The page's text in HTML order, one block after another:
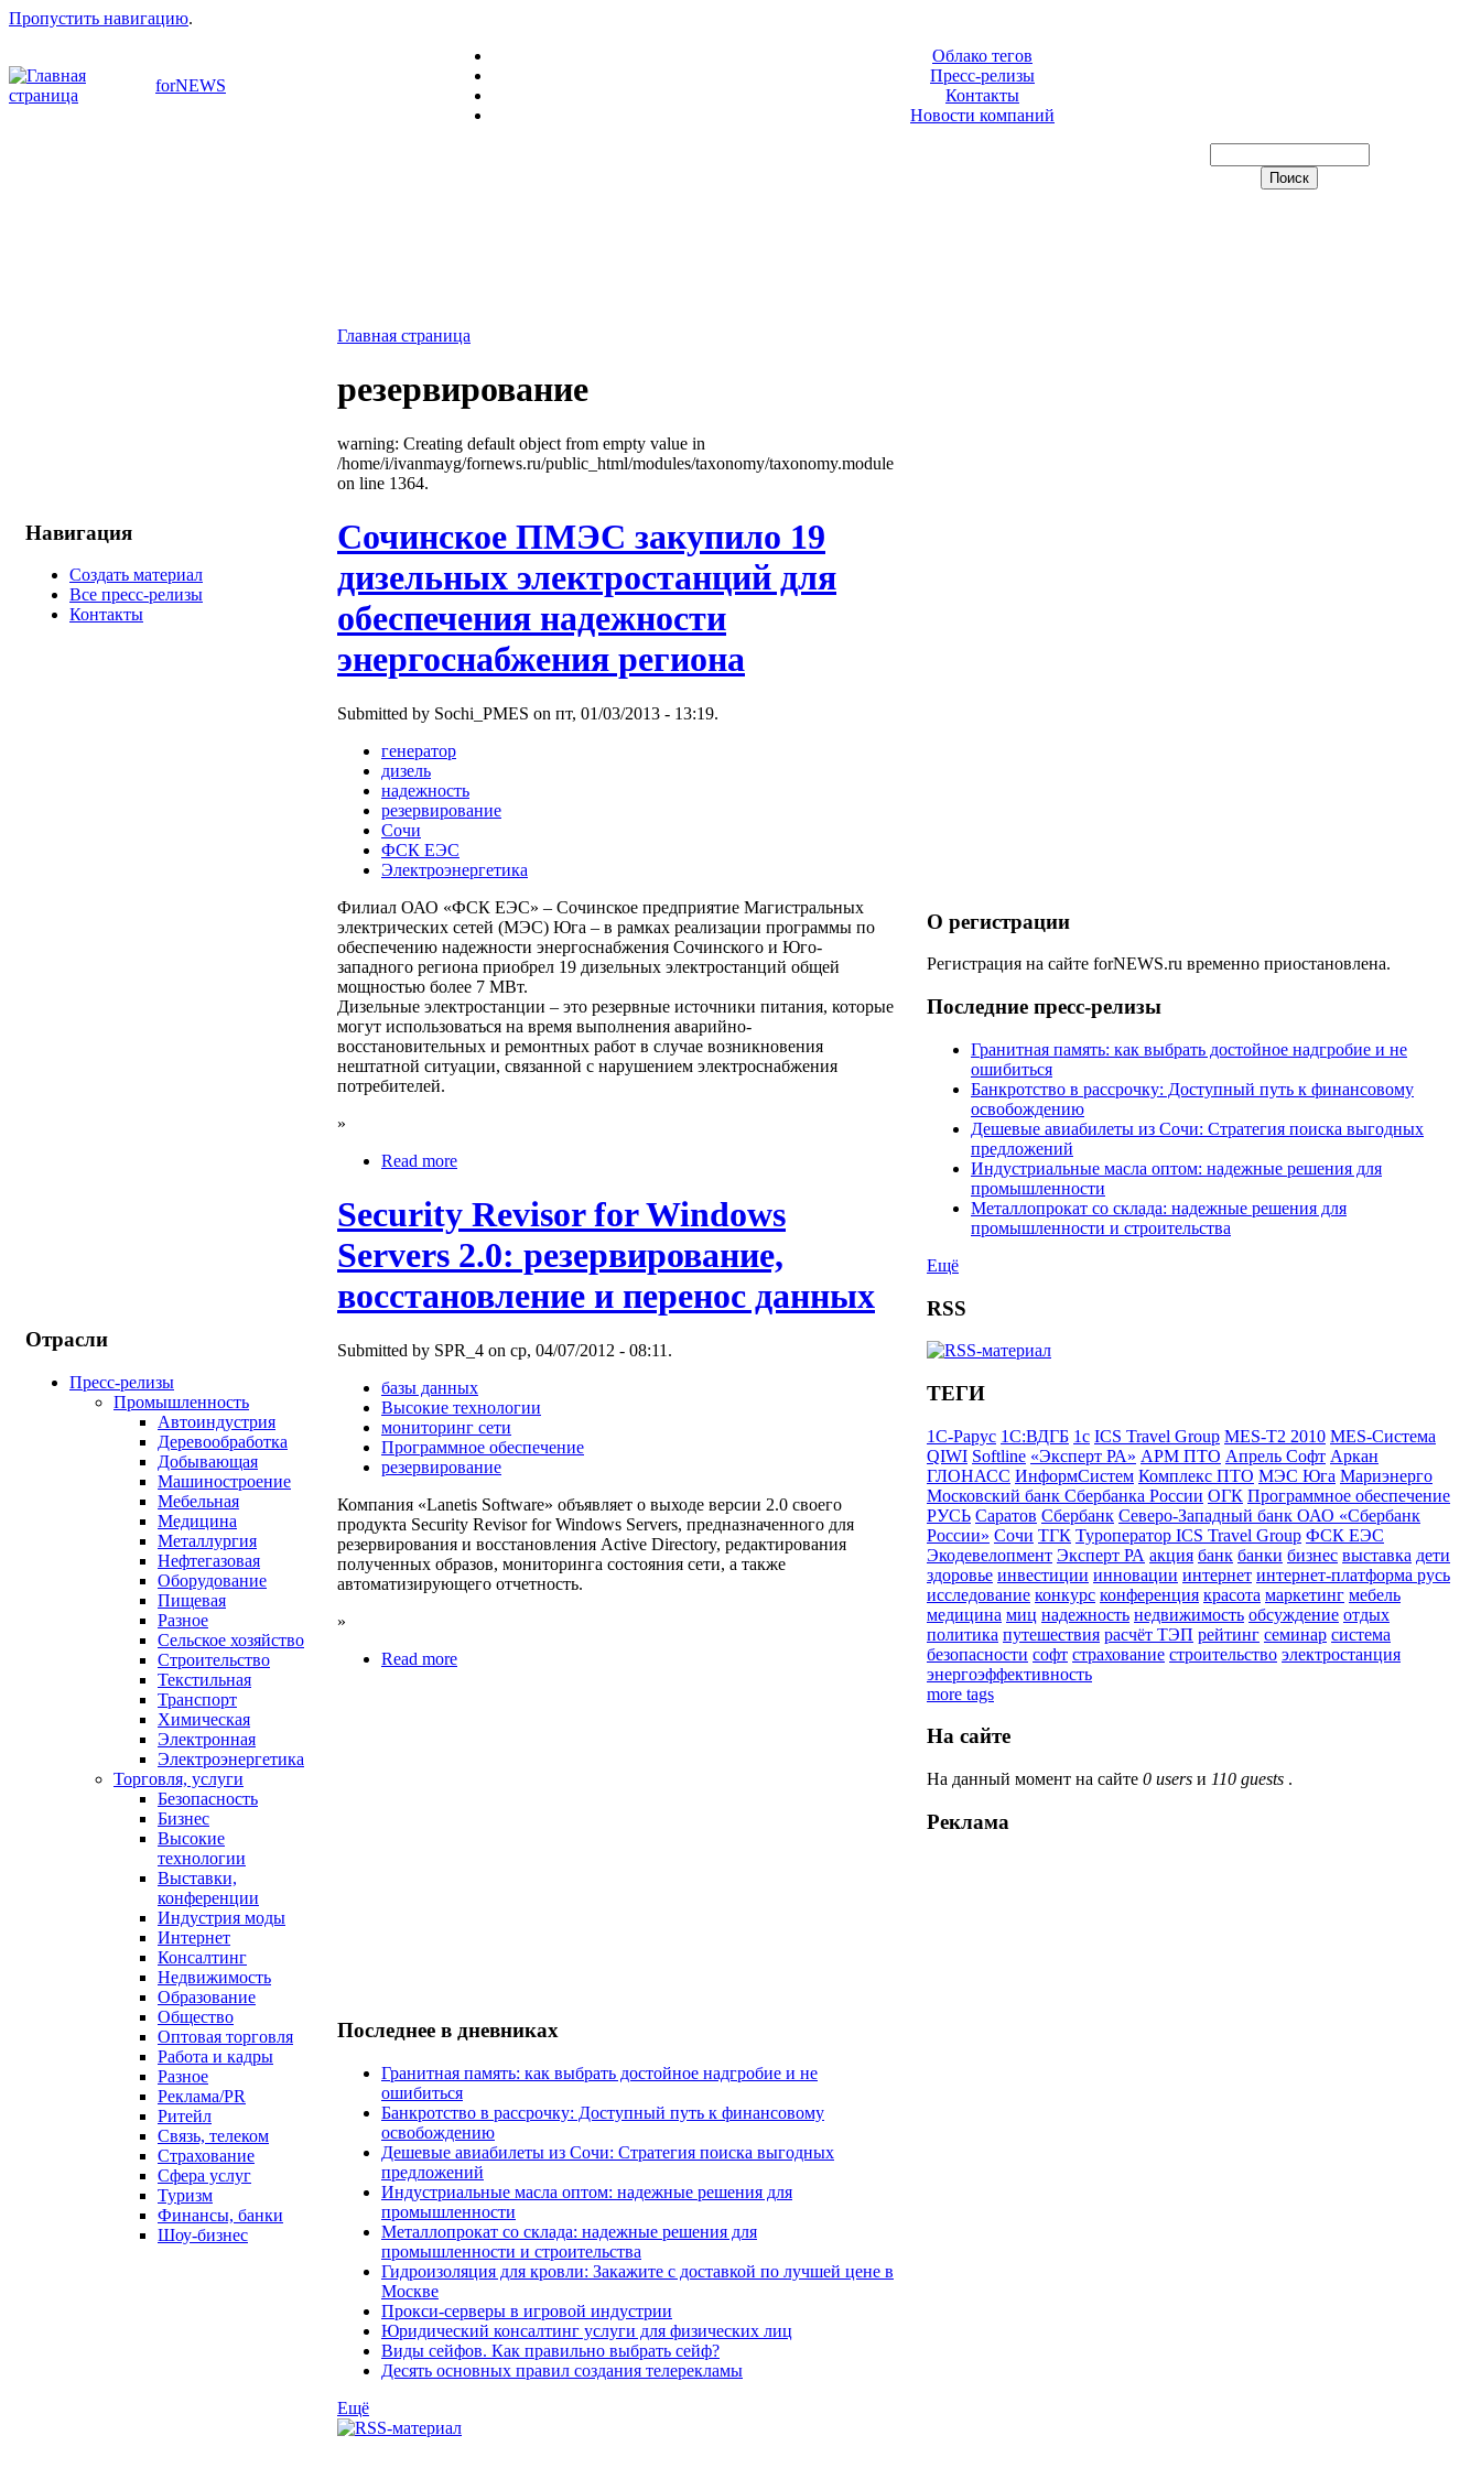
Пропустить навигацию.
forNEWS
Облако тегов
Пресс-релизы
Контакты
Новости компаний
Навигация
Создать материал
Все пресс-релизы
Контакты
Отрасли
Пресс-релизы
Промышленность
Автоиндустрия
Деревообработка
Добывающая
Машиностроение
Мебельная
Медицина
Металлургия
Нефтегазовая
Оборудование
Пищевая
Разное
Сельское хозяйство
Строительство
Текстильная
Транспорт
Химическая
Электронная
Электроэнергетика
Торговля, услуги
Безопасность
Бизнес
Высокие
технологии
Выставки,
конференции
Индустрия моды
Интернет
Консалтинг
Недвижимость
Образование
Общество
Оптовая торговля
Работа и кадры
Разное
Реклама/PR
Ритейл
Связь, телеком
Страхование
Сфера услуг
Туризм
Финансы, банки
Шоу-бизнес
Главная страница
резервирование
warning: Creating default object from empty value in
/home/i/ivanmayg/fornews.ru/public_html/modules/taxonomy/taxonomy.module
on line 1364.
Сочинское ПМЭС закупило 19
дизельных электростанций для
обеспечения надежности
энергоснабжения региона
Submitted by Sochi_PMES on пт, 01/03/2013 - 13:19.
генератор
дизель
надежность
резервирование
Сочи
ФСК ЕЭС
Электроэнергетика
Филиал ОАО «ФСК ЕЭС» – Сочинское предприятие Магистральных
электрических сетей (МЭС) Юга – в рамках реализации программы по
обеспечению надежности энергоснабжения Сочинского и Юго-
западного региона приобрел 19 дизельных электростанций общей
мощностью более 7 МВт.
Дизельные электростанции – это резервные источники питания, которые
могут использоваться на время выполнения аварийно-
восстановительных и ремонтных работ в случае возникновения
нештатной ситуации, связанной с нарушением электроснабжения
потребителей.
»
Read more
Security Revisor for Windows
Servers 2.0: резервирование,
восстановление и перенос данных
Submitted by SPR_4 on ср, 04/07/2012 - 08:11.
базы данных
Высокие технологии
мониторинг сети
Программное обеспечение
резервирование
Компания «Lanetis Software» объявляет о выходе версии 2.0 своего
продукта Security Revisor for Windows Servers, предназначенного для
резервирования и восстановления Active Directory, редактирования
полученных образов, мониторинга состояния сети, а также
автоматизирующего отчетность.
»
Read more
Последнее в дневниках
Гранитная память: как выбрать достойное надгробие и не
ошибиться
Банкротство в рассрочку: Доступный путь к финансовому
освобождению
Дешевые авиабилеты из Сочи: Стратегия поиска выгодных
предложений
Индустриальные масла оптом: надежные решения для
промышленности
Металлопрокат со склада: надежные решения для
промышленности и строительства
Гидроизоляция для кровли: Закажите с доставкой по лучшей цене в
Москве
Прокси-серверы в игровой индустрии
Юридический консалтинг услуги для физических лиц
Виды сейфов. Как правильно выбрать сейф?
Десять основных правил создания телерекламы
Ещё
О регистрации
Регистрация на сайте forNEWS.ru временно приостановлена.
Последние пресс-релизы
Гранитная память: как выбрать достойное надгробие и не
ошибиться
Банкротство в рассрочку: Доступный путь к финансовому
освобождению
Дешевые авиабилеты из Сочи: Стратегия поиска выгодных
предложений
Индустриальные масла оптом: надежные решения для
промышленности
Металлопрокат со склада: надежные решения для
промышленности и строительства
Ещё
RSS
ТЕГИ
1С-Рарус 1С:ВДГБ 1с ICS Travel Group MES-T2 2010 MES-Система
QIWI Softline «Эксперт РА» АРМ ПТО Апрель Софт Аркан
ГЛОНАСС ИнформСистем Комплекс ПТО МЭС Юга Мариэнерго
Московский банк Сбербанка России ОГК Программное обеспечение
РУСЬ Саратов Сбербанк Северо-Западный банк ОАО «Сбербанк
России» Сочи ТГК Туроператор ICS Travel Group ФСК ЕЭС
Экодевелопмент Эксперт РА акция банк банки бизнес выставка дети
здоровье инвестиции инновации интернет интернет-платформа русь
исследование конкурс конференция красота маркетинг мебель
медицина миц надежность недвижимость обсуждение отдых
политика путешествия расчёт ТЭП рейтинг семинар система
безопасности софт страхование строительство электростанция
энергоэффективность
more tags
На сайте
На данный момент на сайте 0 users и 110 guests .
Реклама